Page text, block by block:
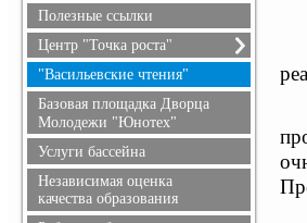
безопасность
Гражданская оборона
Полезные ссылки
Центр "Точка роста"
О центре "Точка роста"
Документы
Образовательные
программы
Педагоги
Материально-техническая
база
"Васильевские чтения"
Базовая площадка Дворца
Молодежи "Юнотех"
Услуги бассейна
Независимая оценка
качества образования